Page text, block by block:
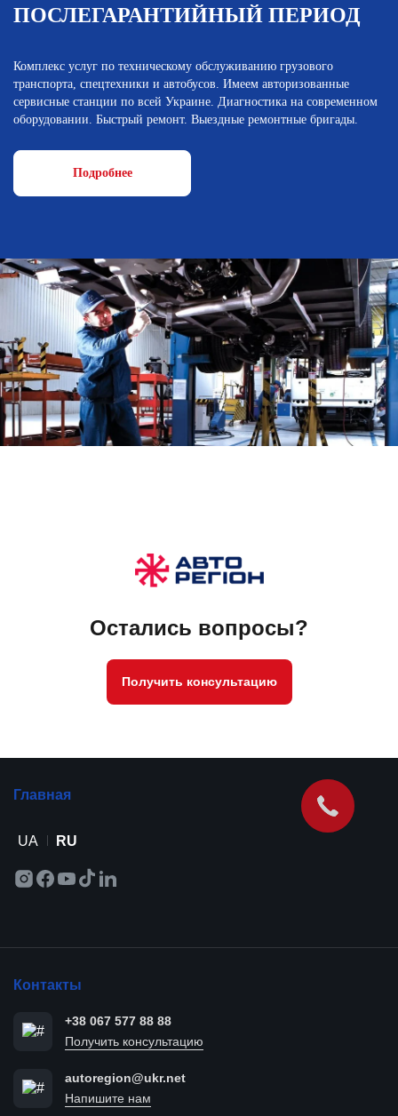
ПОСЛЕГАРАНТИЙНЫЙ ПЕРИОД
Комплекс услуг по техническому обслуживанию грузового
транспорта, спецтехники и автобусов. Имеем авторизованные
сервисные станции по всей Украине. Диагностика на современном
оборудовании. Быстрый ремонт. Выездные ремонтные бригады.
Подробнее
Остались вопросы?
Получить консультацию
Главная
UA RU
Контакты
+38 067 577 88 88
Получить консультацию
autoregion@ukr.net
Напишите нам